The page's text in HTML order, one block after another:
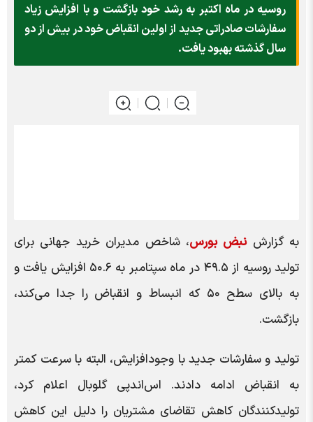
روسیه در ماه اکتبر به رشد خود بازگشت و با افزایش زیاد
سفارشات صادراتی جدید از اولین انقباض خود در بیش از دو
سال گذشته بهبود یافت.
به گزارشنبض بورس، شاخص مدیران خرید جهانی برای
تولید روسیه از ۴۹.۵ در ماه سپتامبر به ۵۰.۶ افزایش یافت و
به بالای سطح ۵۰ که انبساط و انقباض را جدا می‌کند،
بازگشت.
تولید و سفارشات جدید با وجودافزایش، البته با سرعت کمتر
به انقباض ادامه دادند. اس‌اندپی گلوبال اعلام کرد،
تولیدکنندگان کاهش تقاضای مشتریان را دلیل این کاهش